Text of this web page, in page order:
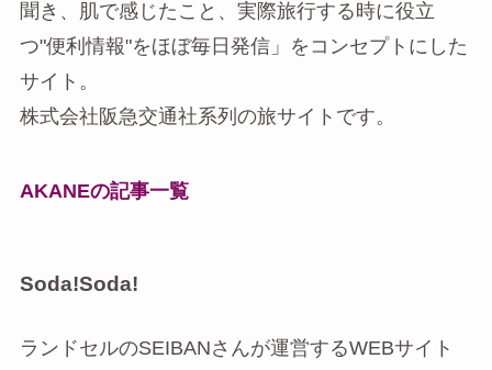
聞き、肌で感じたこと、実際旅行する時に役立
つ"便利情報"をほぼ毎日発信」をコンセプトにした
サイト。
株式会社阪急交通社系列の旅サイトです。
AKANEの記事一覧
Soda!Soda!
ランドセルのSEIBANさんが運営するWEBサイト